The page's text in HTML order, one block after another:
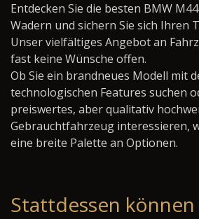
Entdecken Sie die besten BMW
Wadern und sichern Sie sich Ihren
Unser vielfältiges Angebot an
fast keine Wünsche offen.
Ob Sie ein brandneues Modell mit
technologischen Features suchen
preiswertes, aber qualitativ
Gebrauchtfahrzeug interessieren,
eine breite Palette an Optionen.
Stattdessen können